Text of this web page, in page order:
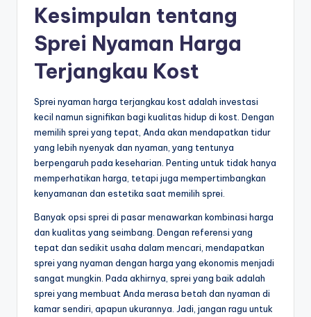
Kesimpulan tentang
Sprei Nyaman Harga
Terjangkau Kost
Sprei nyaman harga terjangkau kost adalah investasi
kecil namun signifikan bagi kualitas hidup di kost. Dengan
memilih sprei yang tepat, Anda akan mendapatkan tidur
yang lebih nyenyak dan nyaman, yang tentunya
berpengaruh pada keseharian. Penting untuk tidak hanya
memperhatikan harga, tetapi juga mempertimbangkan
kenyamanan dan estetika saat memilih sprei.
Banyak opsi sprei di pasar menawarkan kombinasi harga
dan kualitas yang seimbang. Dengan referensi yang
tepat dan sedikit usaha dalam mencari, mendapatkan
sprei yang nyaman dengan harga yang ekonomis menjadi
sangat mungkin. Pada akhirnya, sprei yang baik adalah
sprei yang membuat Anda merasa betah dan nyaman di
kamar sendiri, apapun ukurannya. Jadi, jangan ragu untuk